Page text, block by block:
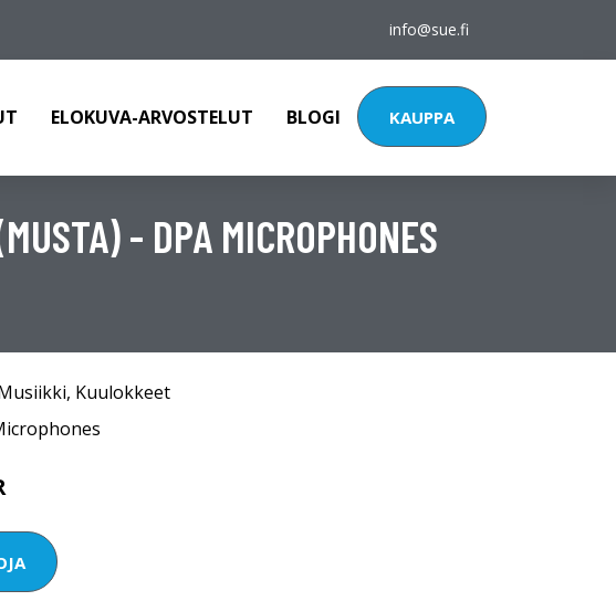
info@sue.fi
ELOKUVA-ARVOSTELUT BLOGI KAUPPA
- DPA MICROPHONES
, Kuulokkeet